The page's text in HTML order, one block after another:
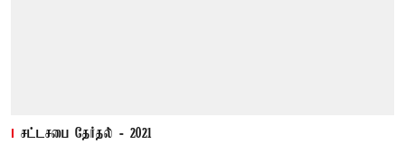
சட்டசபை தேர்தல் - 2021